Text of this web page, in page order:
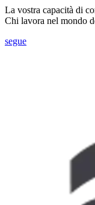
La vostra capacità di
Chi lavora nel mondo
segue